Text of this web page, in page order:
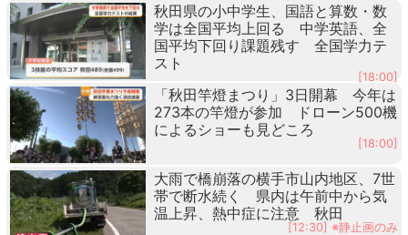
秋田県の小中学生、国語と算数・数
学は全国平均上回る 中学英語、全
国平均下回り課題残す 全国学力テ
スト
[18:00]
「秋田竿燈まつり」3日開幕 今年は
273本の竿燈が参加 ドローン500機
によるショーも見どころ
[18:00]
大雨で橋崩落の横手市山内地区、7世
帯で断水続く 県内は午前中から気
温上昇、熱中症に注意 秋田
[12:30] ※静止画のみ